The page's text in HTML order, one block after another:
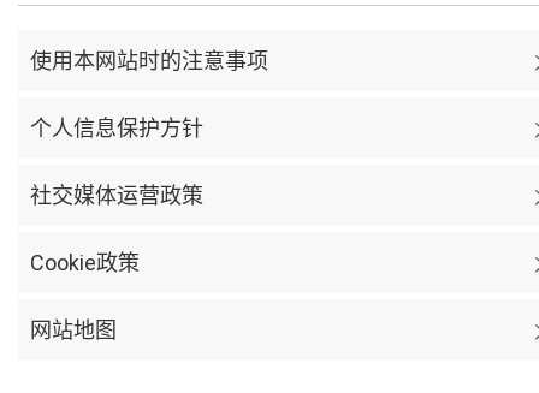
使用本网站时的注意事项
个人信息保护方针
社交媒体运营政策
Cookie政策
网站地图